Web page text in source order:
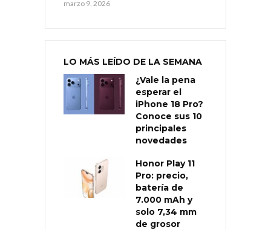
marzo 9, 2026
LO MÁS LEÍDO DE LA SEMANA
¿Vale la pena
esperar el
iPhone 18 Pro?
Conoce sus 10
principales
novedades
Honor Play 11
Pro: precio,
batería de
7.000 mAh y
solo 7,34 mm
de grosor